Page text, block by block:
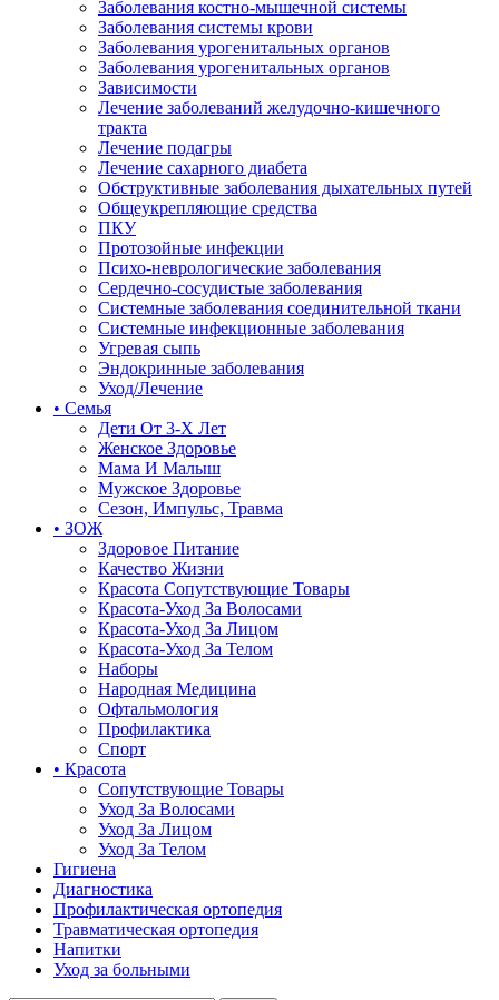
Заболевания костно-мышечной системы
Заболевания системы крови
Заболевания урогенитальных органов
Заболевания урогенитальных органов
Зависимости
Лечение заболеваний желудочно-кишечного
тракта
Лечение подагры
Лечение сахарного диабета
Обструктивные заболевания дыхательных путей
Общеукрепляющие средства
ПКУ
Протозойные инфекции
Психо-неврологические заболевания
Сердечно-сосудистые заболевания
Системные заболевания соединительной ткани
Системные инфекционные заболевания
Угревая сыпь
Эндокринные заболевания
Уход/Лечение
• Семья
Дети От 3-Х Лет
Женское Здоровье
Мама И Малыш
Мужское Здоровье
Сезон, Импульс, Травма
• ЗОЖ
Здоровое Питание
Качество Жизни
Красота Сопутствующие Товары
Красота-Уход За Волосами
Красота-Уход За Лицом
Красота-Уход За Телом
Наборы
Народная Медицина
Офтальмология
Профилактика
Спорт
• Красота
Сопутствующие Товары
Уход За Волосами
Уход За Лицом
Уход За Телом
Гигиена
Диагностика
Профилактическая ортопедия
Травматическая ортопедия
Напитки
Уход за больными